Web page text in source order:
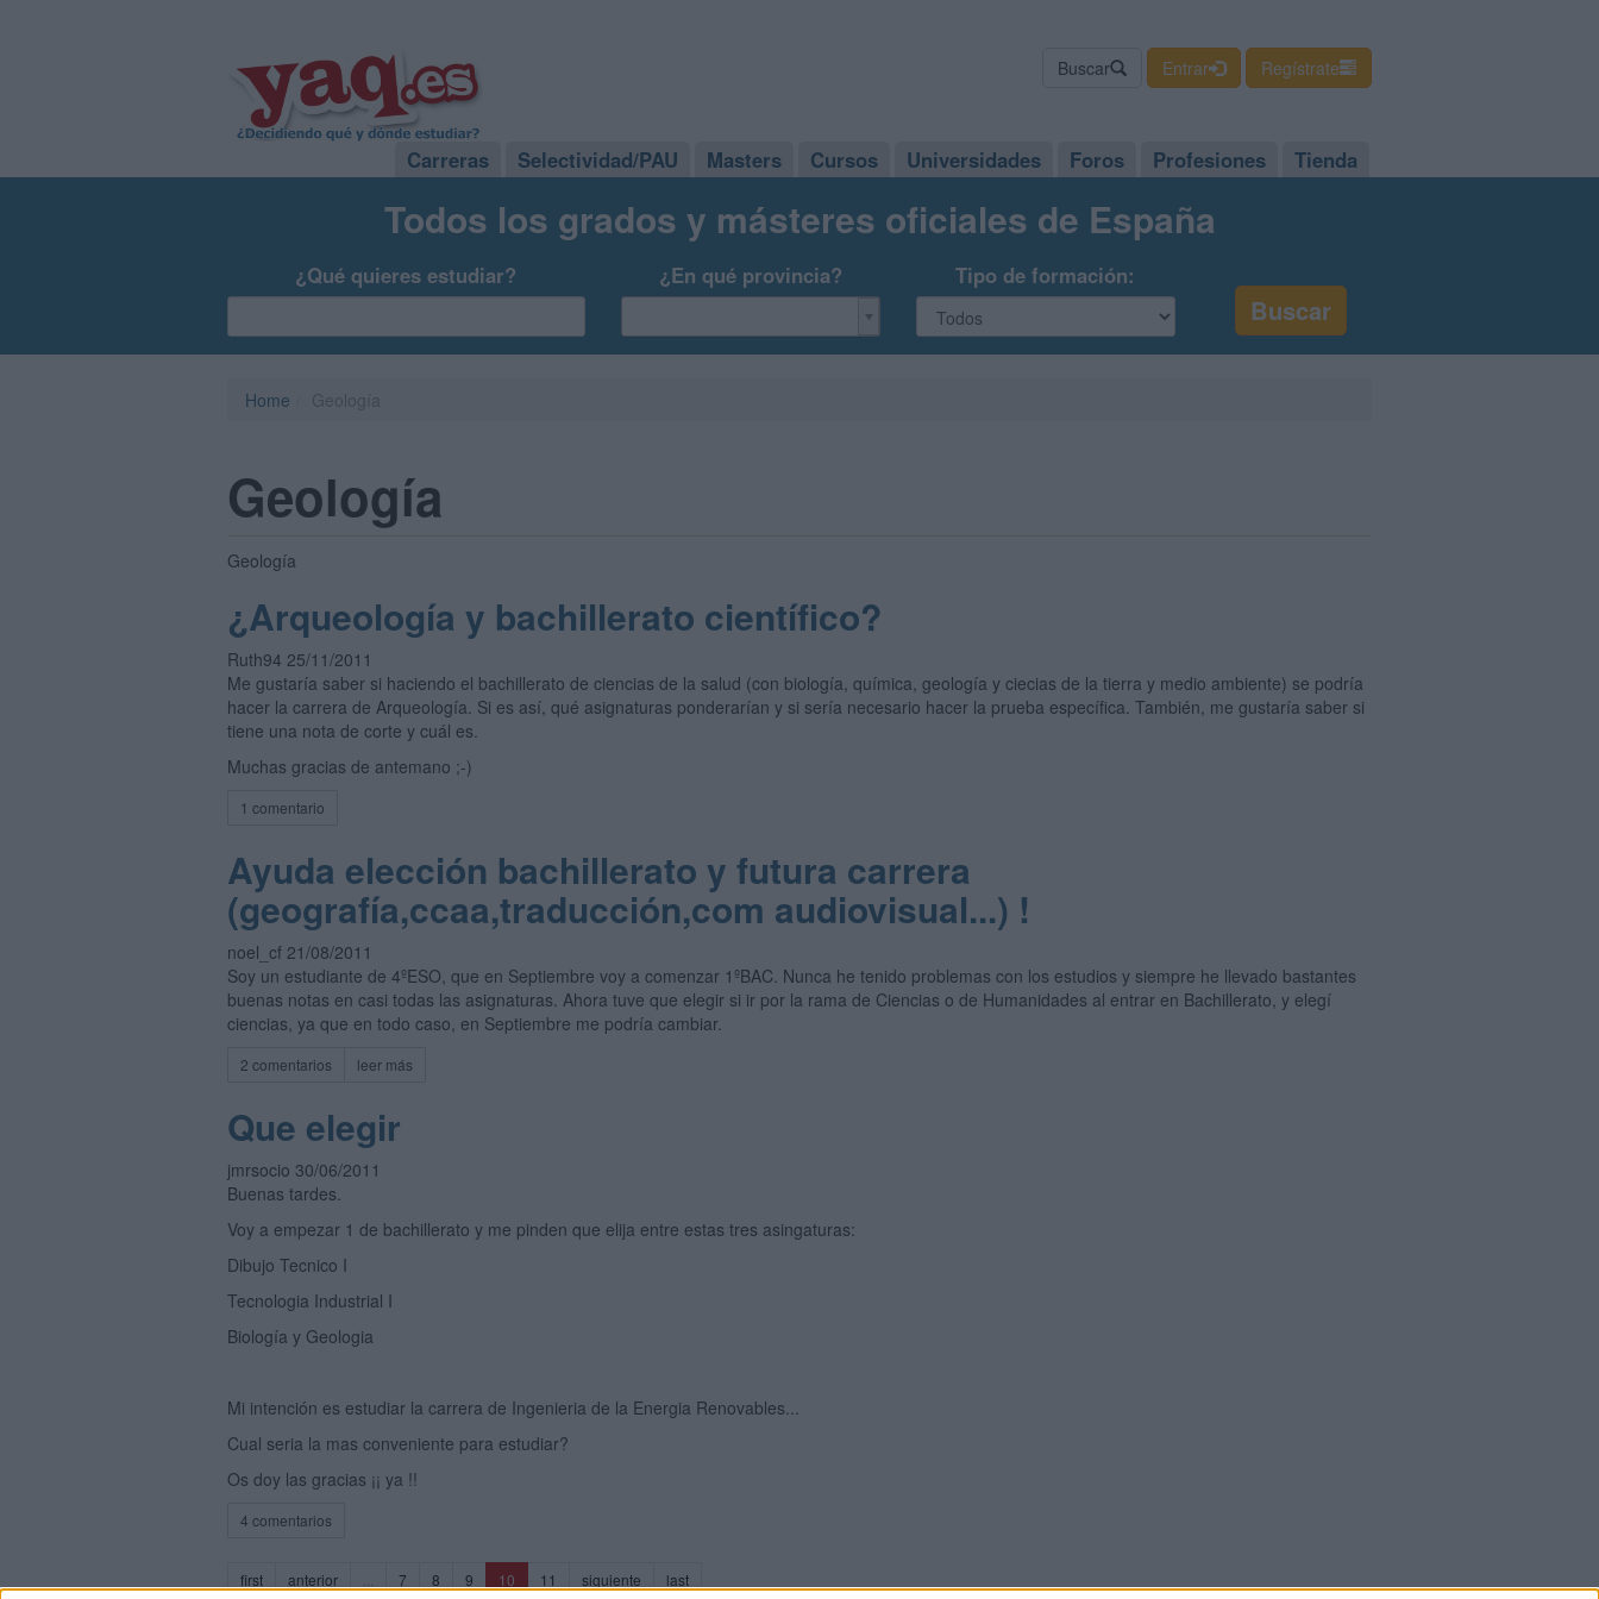
Buscar Entrar Regístrate
Carreras Selectividad/PAU Masters Cursos Universidades Foros Profesiones Tienda
Todos los grados y másteres oficiales de España
¿Qué quieres estudiar? ¿En qué provincia? Tipo de formación:
Home
Geología
Geología
¿Arqueología y bachillerato científico?
Ruth94 25/11/2011
Me gustaría saber si haciendo el bachillerato de ciencias de la salud (con biología, química, geología y ciecias de la tierra y medio ambiente) se podría
hacer la carrera de Arqueología. Si es así, qué asignaturas ponderarían y si sería necesario hacer la prueba específica. También, me gustaría saber si
tiene una nota de corte y cuál es.
Muchas gracias de antemano ;-)
1 comentario
Ayuda elección bachillerato y futura carrera
(geografía,ccaa,traducción,com audiovisual...) !
noel_cf 21/08/2011
Soy un estudiante de 4ºESO, que en Septiembre voy a comenzar 1ºBAC. Nunca he tenido problemas con los estudios y siempre he llevado bastantes
buenas notas en casi todas las asignaturas. Ahora tuve que elegir si ir por la rama de Ciencias o de Humanidades al entrar en Bachillerato, y elegí
ciencias, ya que en todo caso, en Septiembre me podría cambiar.
2 comentarios leer más
Que elegir
jmrsocio 30/06/2011
Buenas tardes.
Voy a empezar 1 de bachillerato y me pinden que elija entre estas tres asingaturas:
Dibujo Tecnico I
Tecnologia Industrial I
Biología y Geologia
Mi intención es estudiar la carrera de Ingenieria de la Energia Renovables...
Cual seria la mas conveniente para estudiar?
Os doy las gracias ¡¡ ya !!
4 comentarios
first anterior 7 8 9 10 (current)
11 siguiente last